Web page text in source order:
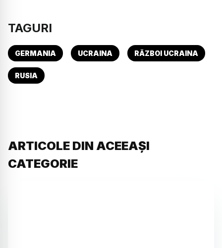
TAGURI
GERMANIA UCRAINA RĂZBOI UCRAINA
RUSIA
ARTICOLE DIN ACEEAȘI
CATEGORIE